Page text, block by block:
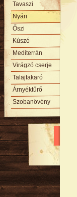
Tavaszi
Nyári
Őszi
Kúszó
Mediterrán
Virágzó cserje
Talajtakaró
Árnyéktűrő
Szobanövény